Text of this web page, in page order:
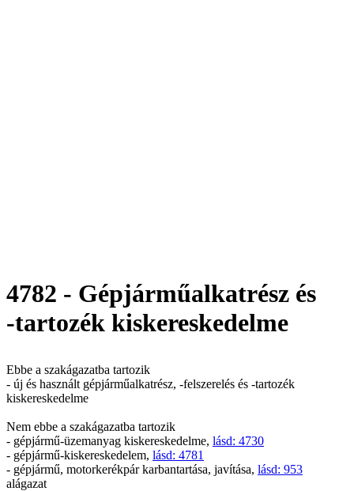
4782 - Gépjárműalkatrész és
-tartozék kiskereskedelme
Ebbe a szakágazatba tartozik
- új és használt gépjárműalkatrész, -felszerelés és -tartozék
kiskereskedelme
Nem ebbe a szakágazatba tartozik
- gépjármű-üzemanyag kiskereskedelme, lásd: 4730
- gépjármű-kiskereskedelem, lásd: 4781
- gépjármű, motorkerékpár karbantartása, javítása, lásd: 953
alágazat